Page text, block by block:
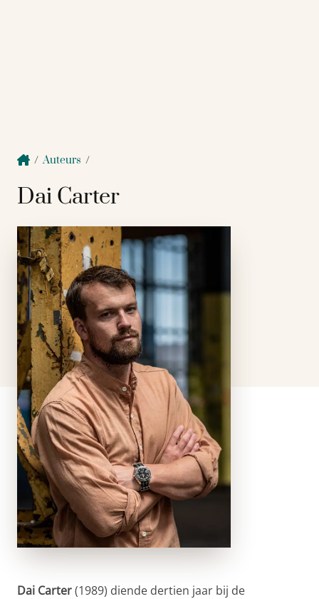
/Auteurs /
Dai Carter
Dai Carter(1989) diende dertien jaar bij de